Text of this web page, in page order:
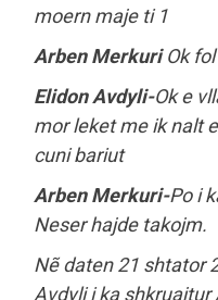
moern maje ti 1
Arben MerkuriOk fol
Elidon Avdyli-Ok e
mor leket me ik nalt
cuni bariut
Arben Merkuri-Po i
Neser hajde takojm.
Nẽ daten 21 shtator
Avdyli i ka shkruajtur